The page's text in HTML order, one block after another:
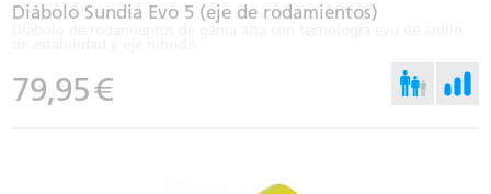
Diábolo Sundia Evo 5 (eje de rodamientos)
79,95€